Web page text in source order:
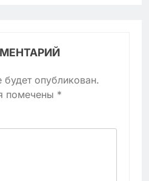
опубликован.
помечены *